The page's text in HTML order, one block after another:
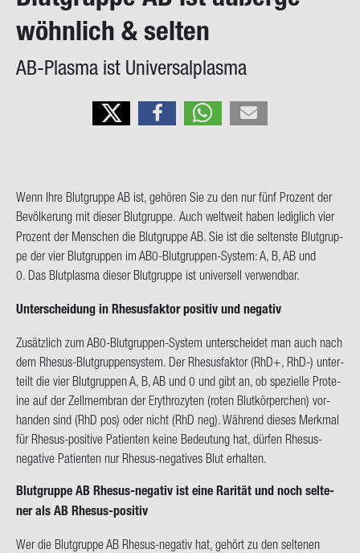
wöhn­lich & sel­ten
AB-​Plasma ist Uni­ver­sal­plas­ma
Wenn Ihre Blut­grup­pe AB ist, ge­hö­ren Sie zu den nur fünf Pro­zent der
Be­völ­ke­rung mit die­ser Blut­grup­pe. Auch welt­weit haben le­dig­lich vier
Pro­zent der Men­schen die Blut­grup­pe AB. Sie ist die sel­tens­te Blut­grup­
pe der vier Blut­grup­pen im AB0-​Blutgruppen-System: A, B, AB und
0. Das Blut­plas­ma die­ser Blut­grup­pe ist uni­ver­sell ver­wend­bar.
Un­ter­schei­dung in Rhe­sus­fak­tor po­si­tiv und ne­ga­tiv
Zu­sätz­lich zum AB0-​Blutgruppen-System un­ter­schei­det man auch nach
dem Rhesus-​Blutgruppensystem. Der Rhe­sus­fak­tor (RhD+, RhD-) un­ter­
teilt die vier Blut­grup­pen A, B, AB und 0 und gibt an, ob spe­zi­el­le Pro­te­
ine auf der Zell­mem­bran der Ery­thro­zy­ten (roten Blut­kör­per­chen) vor­
han­den sind (RhD pos) oder nicht (RhD neg). Wäh­rend die­ses Merk­mal
für Rhesus-​positive Pa­ti­en­ten keine Be­deu­tung hat, dür­fen Rhesus-​
negative Pa­ti­en­ten nur Rhesus-​negatives Blut er­hal­ten.
Blut­grup­pe AB Rhesus-​negativ ist eine Ra­ri­tät und noch sel­te­
ner als AB Rhesus-​positiv
Wer die Blut­grup­pe AB Rhesus-​negativ hat, ge­hört zu den sel­te­nen